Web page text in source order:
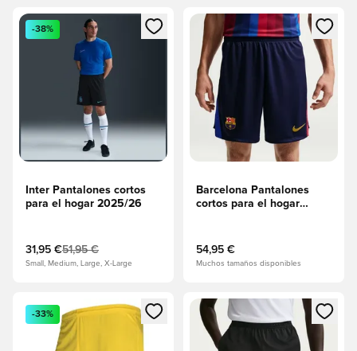
Abre un modal para iniciar sesión o registrarse como
-38%
Inter Pantalones cortos
para el hogar 2025/26
31,95 €51,95 €
Small, Medium, Large, X-Large
Abre un modal para iniciar
Barcelona Pantalones
cortos para el hogar
54,95 €
Muchos tamaños disponibles
Abre un modal para iniciar sesión o registrarse como
-33%
Abre un modal para iniciar